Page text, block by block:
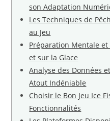
son Adaptation
Les Techniques de
au Jeu
Préparation Mentale et
et sur la Glace
Analyse des Données
Atout Indéniable
Choisir le Bon Jeu Ice
Fonctionnalités